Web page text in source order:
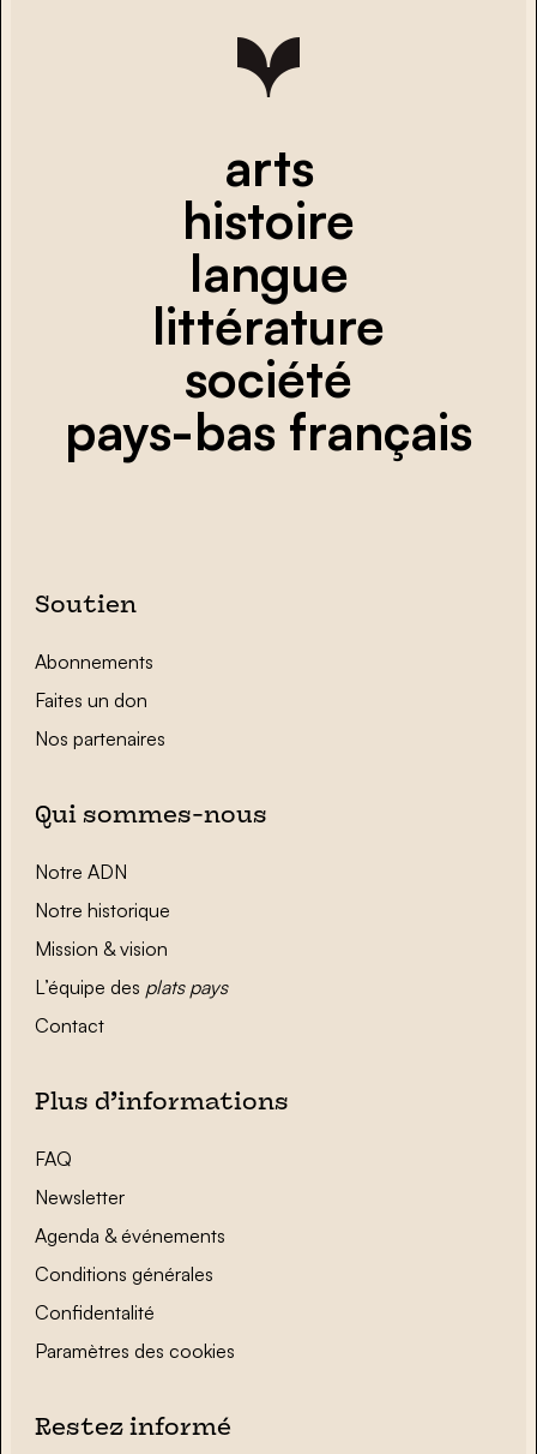
arts
histoire
langue
littérature
société
pays-bas français
Soutien
Abonnements
Faites un don
Nos partenaires
Qui sommes-nous
Notre ADN
Notre historique
Mission & vision
L’équipe des plats pays
Contact
Plus d’informations
FAQ
Newsletter
Agenda & événements
Conditions générales
Confidentalité
Paramètres des cookies
Restez informé